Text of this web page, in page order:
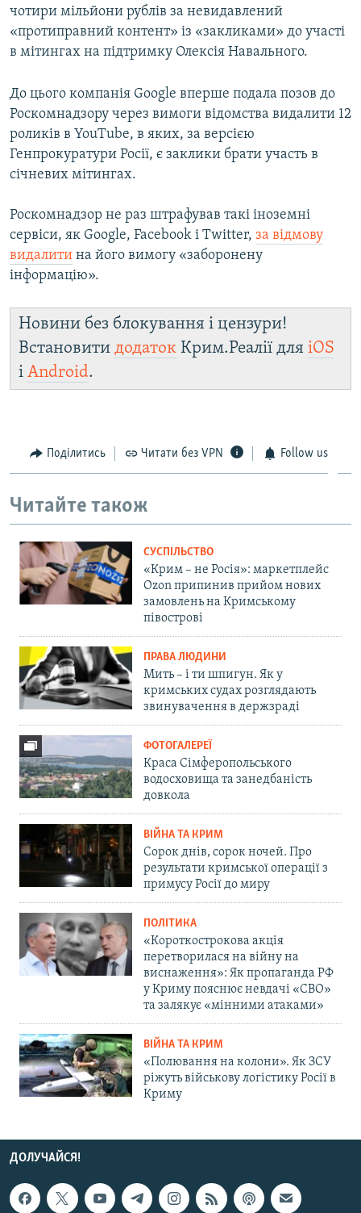
чотири мільйони рублів за невидавлений
«протиправний контент» із «закликами» до участі
в мітингах на підтримку Олексія Навального.
До цього компанія Google вперше подала позов до
Роскомнадзору через вимоги відомства видалити 12
роликів в YouTube, в яких, за версією
Генпрокуратури Росії, є заклики брати участь в
січневих мітингах.
Роскомнадзор не раз штрафував такі іноземні
сервіси, як Google, Facebook і Twitter, за відмову
видалити на його вимогу «заборонену
інформацію».
Новини без блокування і цензури!
Встановити додаток Крим.Реалії для iOS
і Android.
Поділитись Читати без VPN Follow us
Читайте також
СУСПІЛЬСТВО
«Крим – не Росія»: маркетплейс
Ozon припинив прийом нових
замовлень на Кримському
півострові
ПРАВА ЛЮДИНИ
Мить – і ти шпигун. Як у
кримських судах розглядають
звинувачення в держзраді
ФОТОГАЛЕРЕЇ
Краса Сімферопольського
водосховища та занедбаність
довкола
ВІЙНА ТА КРИМ
Сорок днів, сорок ночей. Про
результати кримської операції з
примусу Росії до миру
ПОЛІТИКА
«Короткострокова акція
перетворилася на війну на
виснаження»: Як пропаганда РФ
у Криму пояснює невдачі «СВО»
та залякує «мінними атаками»
ВІЙНА ТА КРИМ
«Полювання на колони». Як ЗСУ
ріжуть військову логістику Росії в
Криму
ДОЛУЧАЙСЯ!